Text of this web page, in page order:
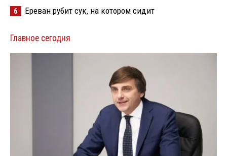
6 Ереван рубит сук, на котором сидит
Главное сегодня